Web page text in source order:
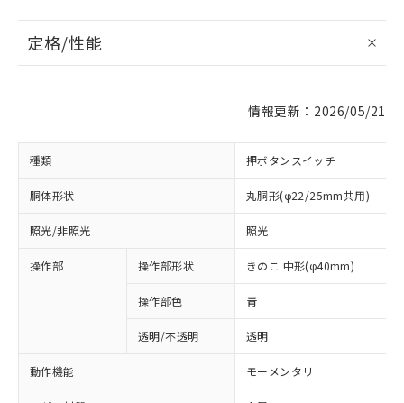
定格/性能
情報更新：2026/05/21
種類 押ボタンスイッチ
胴体形状 丸胴形(φ22/25mm共用)
照光/非照光 照光
操作部 操作部形状 きのこ 中形(φ40mm)
操作部色 青
透明/不透明 透明
動作機能 モーメンタリ